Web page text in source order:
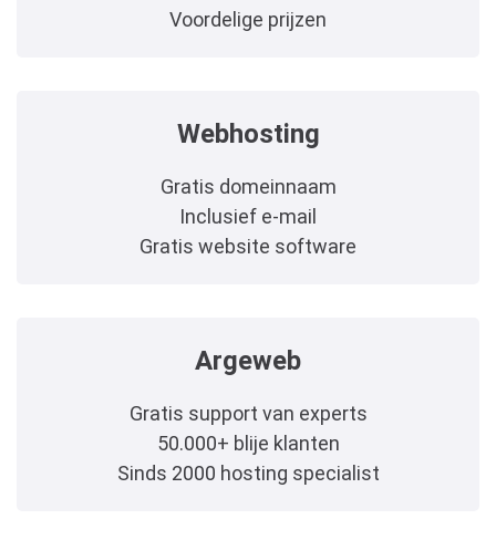
Voordelige prijzen
Webhosting
Gratis domeinnaam
Inclusief e-mail
Gratis website software
Argeweb
Gratis support van experts
50.000+ blije klanten
Sinds 2000 hosting specialist